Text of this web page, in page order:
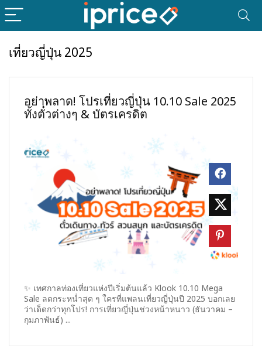
เที่ยวญี่ปุ่น 2025
อย่าพลาด! โปรเที่ยวญี่ปุ่น 10.10 Sale 2025
ทั้งตั๋วต่างๆ & บัตรเครดิต
✨ เทศกาลท่องเที่ยวแห่งปีเริ่มต้นแล้ว Klook 10.10 Mega
Sale ลดกระหน่ำสุด ๆ ใครที่แพลนเที่ยวญี่ปุ่นปี 2025 บอกเลย
ว่าเด็ดกว่าทุกโปร! การเที่ยวญี่ปุ่นช่วงหน้าหนาว (ธันวาคม –
กุมภาพันธ์) ...